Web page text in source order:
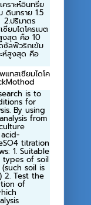
คราะห์อินทรีย
ดินทราย 1.5
ปริมาตร
ยมไดโครเมต
งสุด คือ 10
ลฟิวริกเข้ม
ะห์สูงสุด คือ
ทสเซียมไดโค
is to
for
By using
from
titration
1. Suitable
of soil
soil is
2. Test the
of